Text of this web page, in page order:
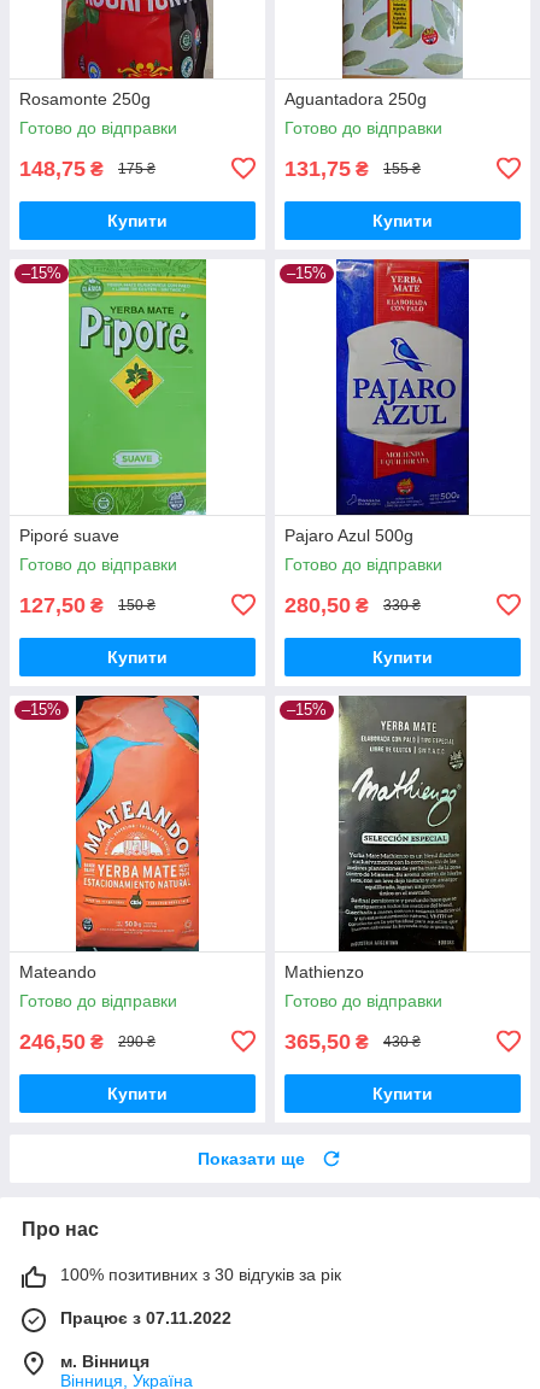
Rosamonte 250g
Готово до відправки
148,75 ₴ 175 ₴
Купити
Aguantadora 250g
Готово до відправки
131,75 ₴ 155 ₴
Купити
–15%
Piporé suave
Готово до відправки
127,50 ₴ 150 ₴
Купити
–15%
Pajaro Azul 500g
Готово до відправки
280,50 ₴ 330 ₴
Купити
–15%
Mateando
Готово до відправки
246,50 ₴ 290 ₴
Купити
–15%
Mathienzo
Готово до відправки
365,50 ₴ 430 ₴
Купити
Показати ще
Про нас
100% позитивних з 30 відгуків за рік
Працює з 07.11.2022
м. Вінниця
Вінниця, Україна